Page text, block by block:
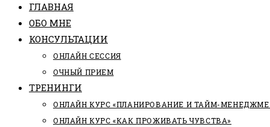
ГЛАВНАЯ
ОБО МНЕ
КОНСУЛЬТАЦИИ
ОНЛАЙН СЕССИЯ
ОЧНЫЙ ПРИЕМ
ТРЕНИНГИ
ОНЛАЙН КУРС «ПЛАНИРОВАНИЕ И ТАЙМ-
ОНЛАЙН КУРС «КАК ПРОЖИВАТЬ ЧУВСТВА»